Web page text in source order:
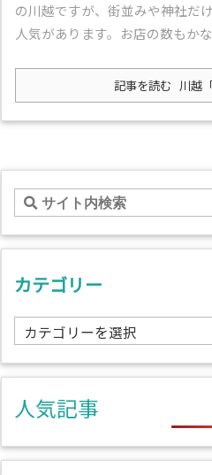
の川越ですが、街並みや神社だ
人気があります。お店の数もか
記事を読む 川越
カテゴリー
カ
テ
ゴ
ー
人気記事